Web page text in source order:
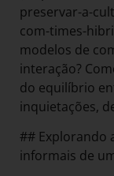
preservar-a-
com-times-
modelos de
interação?
do equilíbrio
inquietações,
## Explorando
informais de